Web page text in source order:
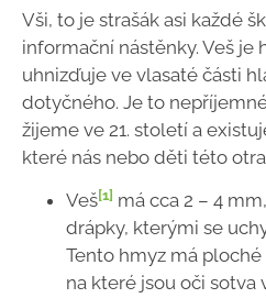
Vši, to je strašák asi každé
informační nástěnky. Veš je
uhnizďuje ve vlasaté části
dotyčného. Je to
žijeme ve 21. století a
které nás nebo děti této
Veš[1] má cca 2 – 4
drápky, kterými se
Tento hmyz má
na které jsou oči sotva